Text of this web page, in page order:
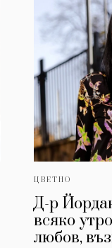
ЦВЕТНО
Д-р
всяко
любов,